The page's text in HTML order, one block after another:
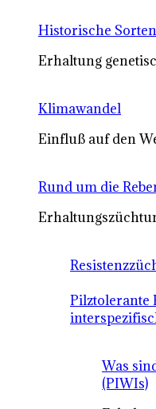
Historische Sorten
Erhaltung
Klimawandel
Einfluß auf den
Rund um die
Pilztolerante
Was
(PIWIs)